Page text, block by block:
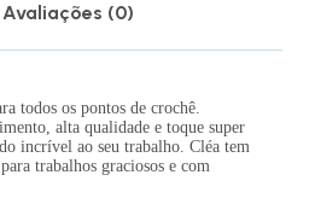
Avaliações (0)
todos os pontos de crochê.
alta qualidade e toque super
incrível ao seu trabalho. Cléa tem
trabalhos graciosos e com